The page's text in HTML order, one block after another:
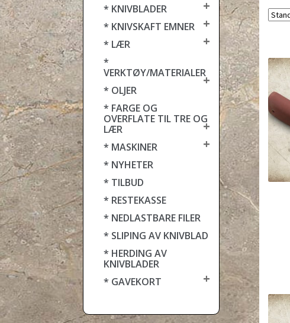
* KNIVBLADER +
* KNIVSKAFT EMNER +
* LÆR +
*
VERKTØY/MATERIALER+
* OLJER
* FARGE OG
OVERFLATE TIL TRE OG
LÆR
+
* MASKINER +
* NYHETER
* TILBUD
* RESTEKASSE
* NEDLASTBARE FILER
* SLIPING AV KNIVBLAD
* HERDING AV
KNIVBLADER
* GAVEKORT
+